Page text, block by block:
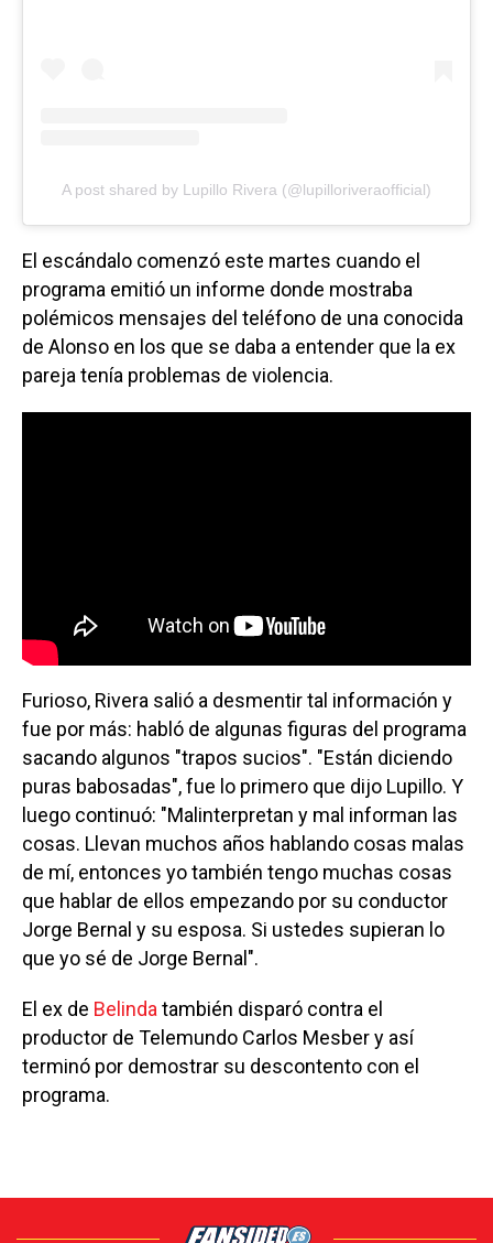
A post shared by Lupillo Rivera (@lupilloriveraofficial)
El escándalo comenzó este martes cuando el
programa emitió un informe donde mostraba
polémicos mensajes del teléfono de una conocida
de Alonso en los que se daba a entender que la ex
pareja tenía problemas de violencia.
Furioso, Rivera salió a desmentir tal información y
fue por más: habló de algunas figuras del programa
sacando algunos "trapos sucios". "Están diciendo
puras babosadas", fue lo primero que dijo Lupillo. Y
luego continuó: "Malinterpretan y mal informan las
cosas. Llevan muchos años hablando cosas malas
de mí, entonces yo también tengo muchas cosas
que hablar de ellos empezando por su conductor
Jorge Bernal y su esposa. Si ustedes supieran lo
que yo sé de Jorge Bernal".
El ex de Belinda también disparó contra el
productor de Telemundo Carlos Mesber y así
terminó por demostrar su descontento con el
programa.